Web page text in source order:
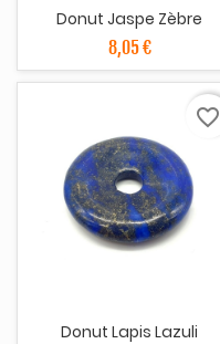
Donut Jaspe Zèbre
8,05 €
Donut Lapis Lazuli
favorite_border